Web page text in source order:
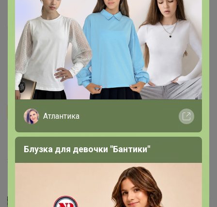
Крис
Kkkkkk, скольцо капсул в день принимаете?
12 мая, 2024 22:59
Бонифаций
Kkkkkk, Спасибо большое и вам за то, что нашли
время и поделились своими результатами!
8 мая, 2024 16:22
Автор уже получил заказ!
Атлантика
Блузка для девочки "Бантики"